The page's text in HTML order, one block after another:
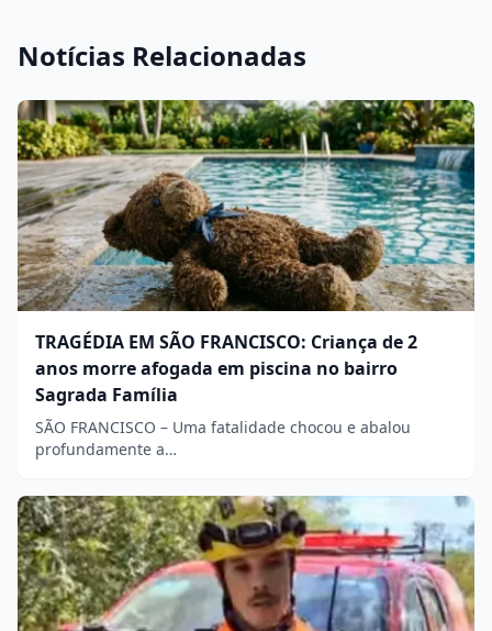
Notícias Relacionadas
TRAGÉDIA EM SÃO FRANCISCO: Criança de 2
anos morre afogada em piscina no bairro
Sagrada Família
SÃO FRANCISCO – Uma fatalidade chocou e abalou
profundamente a…